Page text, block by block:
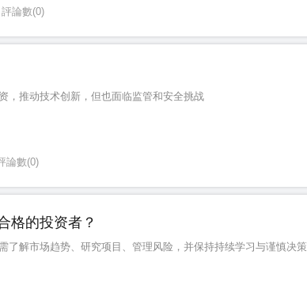
評論數(0)
，推动技术创新，但也面临监管和安全挑战
論數(0)
格的投资者？
了解市场趋势、研究项目、管理风险，并保持持续学习与谨慎决策